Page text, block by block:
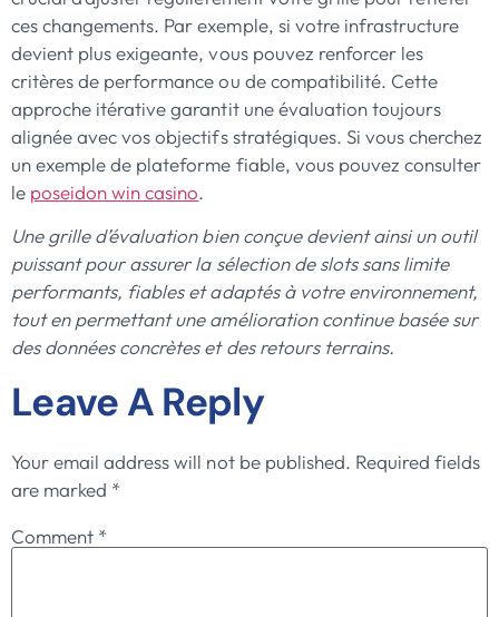
ces changements. Par exemple, si votre infrastructure
devient plus exigeante, vous pouvez renforcer les
critères de performance ou de compatibilité. Cette
approche itérative garantit une évaluation toujours
alignée avec vos objectifs stratégiques. Si vous cherchez
un exemple de plateforme fiable, vous pouvez consulter
le poseidon win casino.
Une grille d’évaluation bien conçue devient ainsi un outil
puissant pour assurer la sélection de slots sans limite
performants, fiables et adaptés à votre environnement,
tout en permettant une amélioration continue basée sur
des données concrètes et des retours terrains.
Leave A Reply
Your email address will not be published. Required fields
are marked *
Comment *